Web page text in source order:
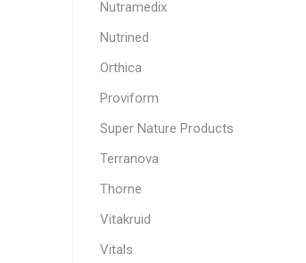
Nutramedix
Nutrined
Orthica
Proviform
Super Nature Products
Terranova
Thorne
Vitakruid
Vitals